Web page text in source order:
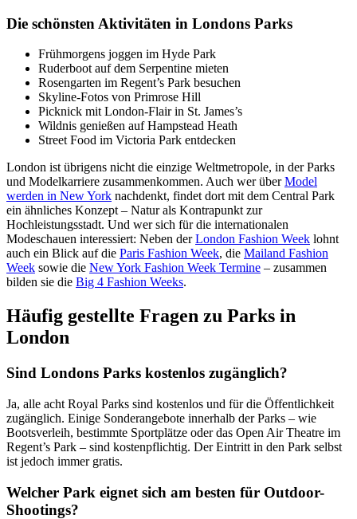
Die schönsten Aktivitäten in Londons Parks
Frühmorgens joggen im Hyde Park
Ruderboot auf dem Serpentine mieten
Rosengarten im Regent’s Park besuchen
Skyline-Fotos von Primrose Hill
Picknick mit London-Flair in St. James’s
Wildnis genießen auf Hampstead Heath
Street Food im Victoria Park entdecken
London ist übrigens nicht die einzige Weltmetropole, in der Parks
und Modelkarriere zusammenkommen. Auch wer überModel
werden in New York nachdenkt, findet dort mit dem Central Park
ein ähnliches Konzept – Natur als Kontrapunkt zur
Hochleistungsstadt. Und wer sich für die internationalen
Modeschauen interessiert: Neben derLondon Fashion Week lohnt
auch ein Blick auf die Paris Fashion Week, die Mailand Fashion
Week sowie die New York Fashion Week Termine – zusammen
bilden sie die Big 4 Fashion Weeks.
Häufig gestellte Fragen zu Parks in
London
Sind Londons Parks kostenlos zugänglich?
Ja, alle acht Royal Parks sind kostenlos und für die Öffentlichkeit
zugänglich. Einige Sonderangebote innerhalb der Parks – wie
Bootsverleih, bestimmte Sportplätze oder das Open Air Theatre im
Regent’s Park – sind kostenpflichtig. Der Eintritt in den Park selbst
ist jedoch immer gratis.
Welcher Park eignet sich am besten für Outdoor-
Shootings?